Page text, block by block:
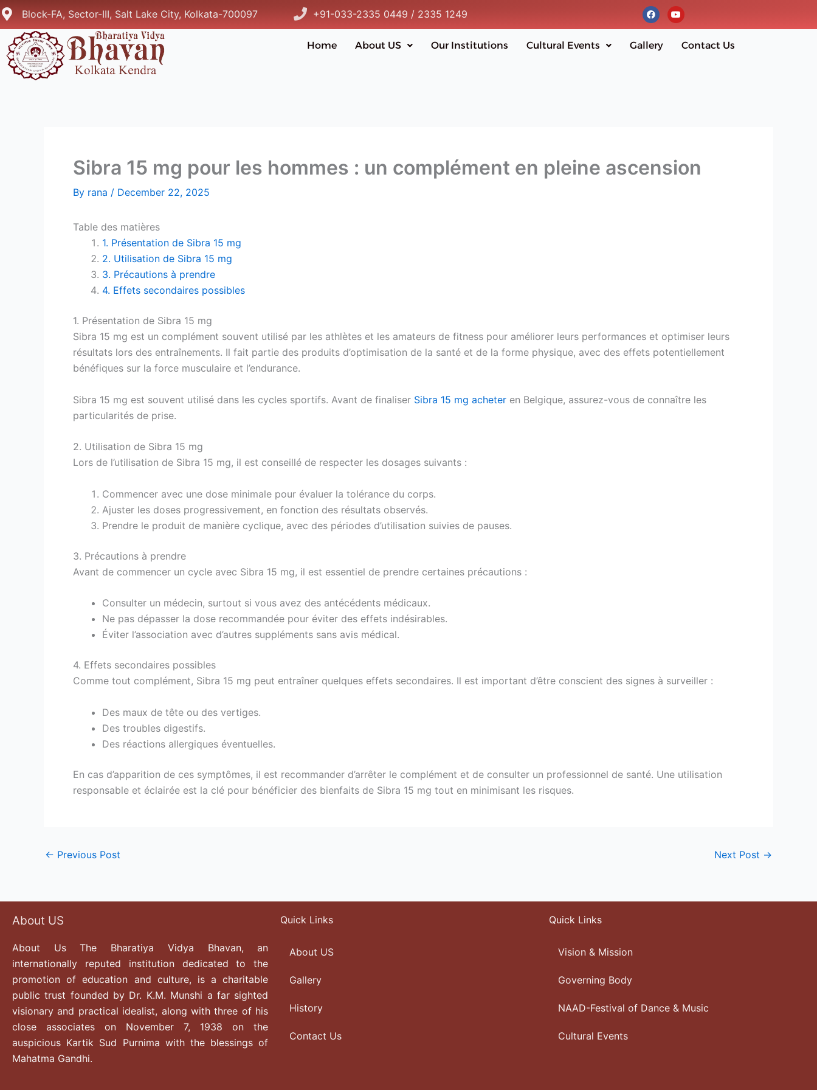
Skip
to
content
Block-FA, Sector-III, Salt Lake City, Kolkata-700097 +91-033-2335 0449 / 2335 1249
F
a
c
b
o
Y
o
u
Home About US Our Institutions Cultural Events Gallery Contact Us
Sibra 15 mg pour les hommes : un complément en pleine ascension
By rana / December 22, 2025
Table des matières
1. Présentation de Sibra 15 mg
2. Utilisation de Sibra 15 mg
3. Précautions à prendre
4. Effets secondaires possibles
1. Présentation de Sibra 15 mg
Sibra 15 mg est un complément souvent utilisé par les athlètes et les amateurs de fitness pour améliorer leurs performances et optimiser leurs
résultats lors des entraînements. Il fait partie des produits d’optimisation de la santé et de la forme physique, avec des effets potentiellement
bénéfiques sur la force musculaire et l’endurance.
Sibra 15 mg est souvent utilisé dans les cycles sportifs. Avant de finaliser Sibra 15 mg acheter en Belgique, assurez-vous de connaître les
particularités de prise.
2. Utilisation de Sibra 15 mg
Lors de l’utilisation de Sibra 15 mg, il est conseillé de respecter les dosages suivants :
Commencer avec une dose minimale pour évaluer la tolérance du corps.
Ajuster les doses progressivement, en fonction des résultats observés.
Prendre le produit de manière cyclique, avec des périodes d’utilisation suivies de pauses.
3. Précautions à prendre
Avant de commencer un cycle avec Sibra 15 mg, il est essentiel de prendre certaines précautions :
Consulter un médecin, surtout si vous avez des antécédents médicaux.
Ne pas dépasser la dose recommandée pour éviter des effets indésirables.
Éviter l’association avec d’autres suppléments sans avis médical.
4. Effets secondaires possibles
Comme tout complément, Sibra 15 mg peut entraîner quelques effets secondaires. Il est important d’être conscient des signes à surveiller :
Des maux de tête ou des vertiges.
Des troubles digestifs.
Des réactions allergiques éventuelles.
En cas d’apparition de ces symptômes, il est recommander d’arrêter le complément et de consulter un professionnel de santé. Une utilisation
responsable et éclairée est la clé pour bénéficier des bienfaits de Sibra 15 mg tout en minimisant les risques.
← Previous Post Next Post →
About US
About Us The Bharatiya Vidya Bhavan, an
internationally reputed institution dedicated to the
promotion of education and culture, is a charitable
public trust founded by Dr. K.M. Munshi a far sighted
visionary and practical idealist, along with three of his
close associates on November 7, 1938 on the
auspicious Kartik Sud Purnima with the blessings of
Mahatma Gandhi.
Quick Links
About US
Gallery
History
Contact Us
Quick Links
Vision & Mission
Governing Body
NAAD-Festival of Dance & Music
Cultural Events